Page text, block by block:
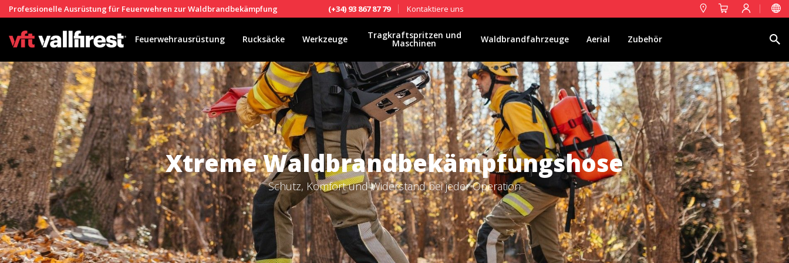
Professionelle Ausrüstung für Feuerwehren zur Waldbrandbekämpfung (+34) 93 867 87 79 Kontaktiere uns
Feuerwehrausrüstung Rucksäcke Werkzeuge Tragkraftspritzen und
Maschinen Waldbrandfahrzeuge Aerial Zubehör
Xtreme Waldbrandbekämpfungshose
Schutz, Komfort und Widerstand bei jeder Operation